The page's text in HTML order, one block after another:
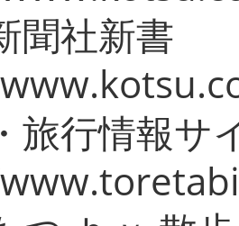
聞社新書
旅行情報サ